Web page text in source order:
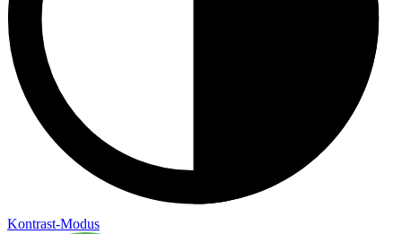
Kontrast-Modus